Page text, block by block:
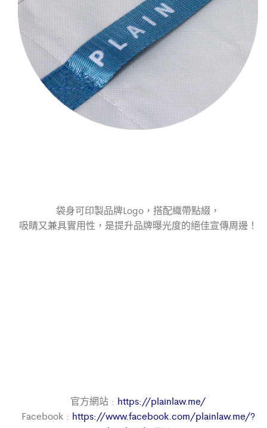
袋身可印製品牌Logo，搭配織帶點綴，
吸睛又兼具實用性，是提升品牌曝光度的絕佳宣傳周邊！
官方網站 : https://plainlaw.me/
Facebook : https://www.facebook.com/plainlaw.me/?